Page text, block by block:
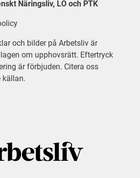
Näringsliv, LO och PTK
och bilder på Arbetsliv är
om upphovsrätt. Eftertryck
är förbjuden. Citera oss
källan.